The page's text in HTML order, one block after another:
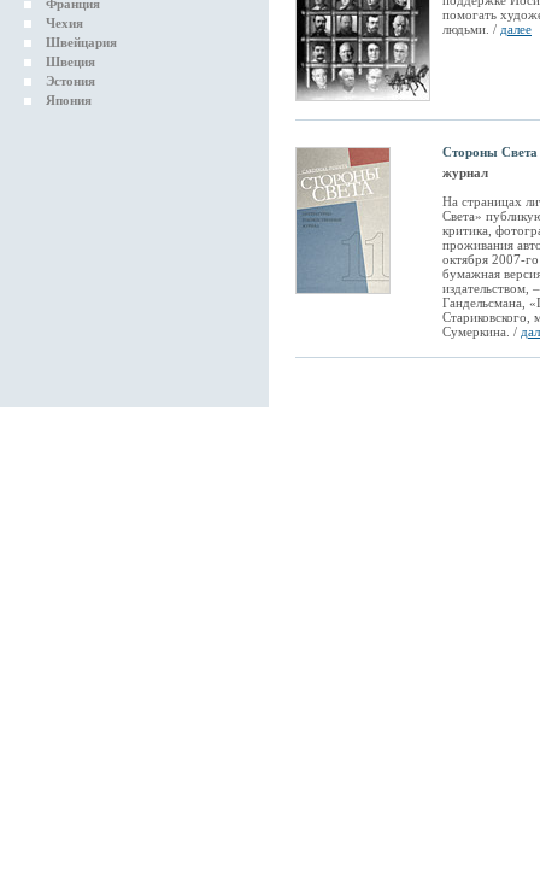
Франция
Чехия
Швейцария
Швеция
Эстония
Япония
помогать
людьми. / далее
Стороны Света
журнал
На страницах
Света»
критика,
проживания
октября 2007-
бумажная
Гандельсмана,
Стариковского,
Сумеркина. /